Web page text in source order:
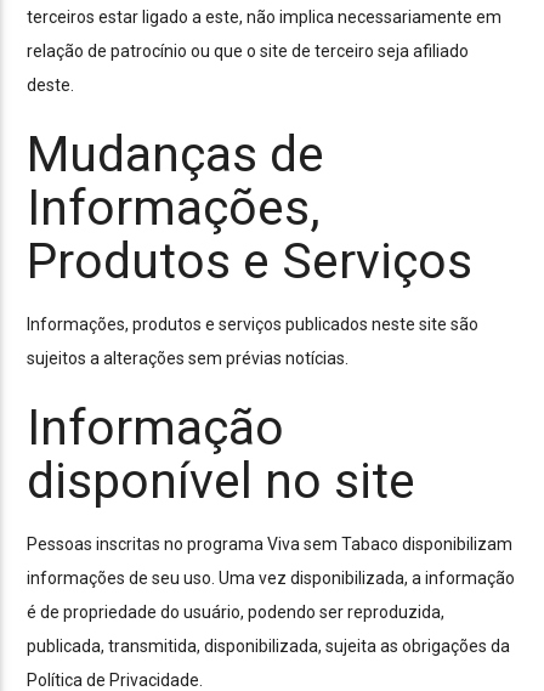
terceiros estar ligado a este, não implica necessariamente em
relação de patrocínio ou que o site de terceiro seja afiliado
deste.
Mudanças de
Informações,
Produtos e Serviços
Informações, produtos e serviços publicados neste site são
sujeitos a alterações sem prévias notícias.
Informação
disponível no site
Pessoas inscritas no programa Viva sem Tabaco disponibilizam
informações de seu uso. Uma vez disponibilizada, a informação
é de propriedade do usuário, podendo ser reproduzida,
publicada, transmitida, disponibilizada, sujeita as obrigações da
Política de Privacidade.